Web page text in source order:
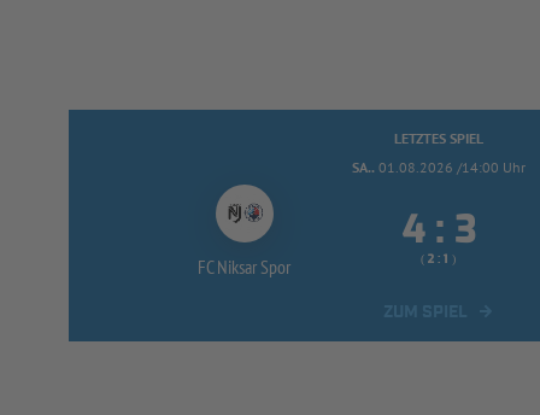
LETZTES SPIEL
SA.. 01.08.2026 /14:00 Uhr
FC Niksar Spor
 : 
(  :  )